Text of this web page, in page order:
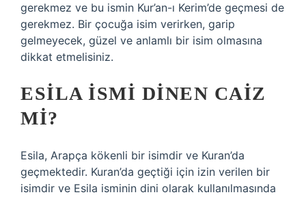
gerekmez ve bu ismin Kur’an-ı Kerim’de geçmesi de
gerekmez. Bir çocuğa isim verirken, garip
gelmeyecek, güzel ve anlamlı bir isim olmasına
dikkat etmelisiniz.
ESILA ISMI DINEN CAIZ
MI?
Esila, Arapça kökenli bir isimdir ve Kuran’da
geçmektedir. Kuran’da geçtiği için izin verilen bir
isimdir ve Esila isminin dini olarak kullanılmasında